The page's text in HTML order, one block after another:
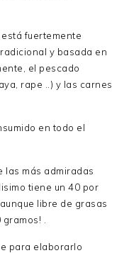
fuertemente
y basada en
el pescado
rape ..) y las carnes
en todo el
las más admiradas
tiene un 40 por
libre de grasas
.
para elaborarlo